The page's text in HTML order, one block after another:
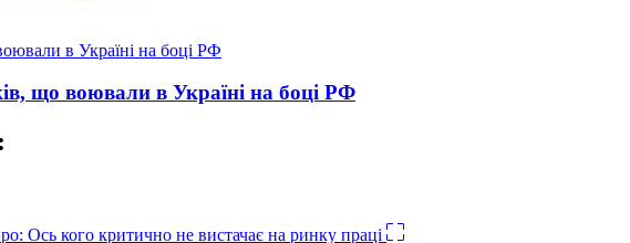
що воювали в Україні на боці РФ